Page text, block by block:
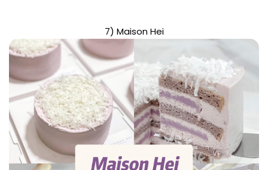
7) Maison Hei